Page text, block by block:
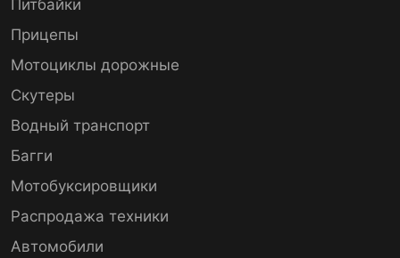
Питбайки
Прицепы
Мотоциклы дорожные
Скутеры
Водный транспорт
Багги
Мотобуксировщики
Распродажа техники
Автомобили